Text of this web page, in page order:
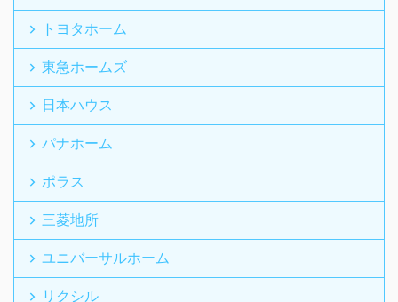
トヨタホーム
東急ホームズ
日本ハウス
パナホーム
ポラス
三菱地所
ユニバーサルホーム
リクシル